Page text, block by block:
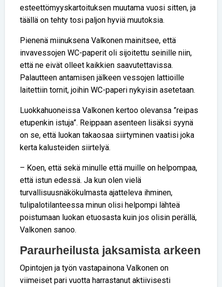
esteettömyyskartoituksen muutama vuosi sitten, ja
täällä on tehty tosi paljon hyviä muutoksia.
Pienenä miinuksena Valkonen mainitsee, että
invavessojen WC-paperit oli sijoitettu seinille niin,
että ne eivät olleet kaikkien saavutettavissa.
Palautteen antamisen jälkeen vessojen lattioille
laitettiin tornit, joihin WC-paperi nykyisin asetetaan.
Luokkahuoneissa Valkonen kertoo olevansa ”reipas
etupenkin istuja”. Reippaan asenteen lisäksi syynä
on se, että luokan takaosaa siirtyminen vaatisi joka
kerta kalusteiden siirtelyä.
– Koen, että sekä minulle että muille on helpompaa,
että istun edessä. Ja kun olen vielä
turvallisuusnäkökulmasta ajatteleva ihminen,
tulipalotilanteessa minun olisi helpompi lähteä
poistumaan luokan etuosasta kuin jos olisin perällä,
Valkonen sanoo.
Paraurheilusta jaksamista arkeen
Opintojen ja työn vastapainona Valkonen on
viimeiset pari vuotta harrastanut aktiivisesti